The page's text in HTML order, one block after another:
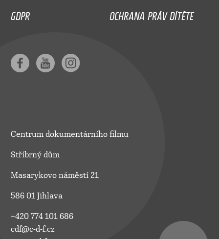
GDPR
OCHRANA PRÁV DÍTĚTE
Centrum dokumentárního filmu
Stříbrný dům
Masarykovo náměstí 21
586 01 Jihlava
+420 774 101 686
cdf@c-d-f.cz